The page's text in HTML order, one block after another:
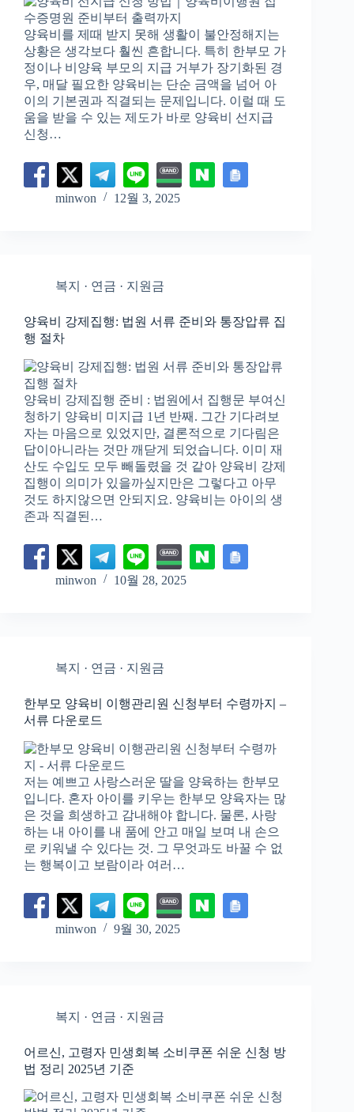
양육비를 제때 받지 못해 생활이 불안정해지는
상황은 생각보다 훨씬 흔합니다. 특히 한부모 가
정이나 비양육 부모의 지급 거부가 장기화된 경
우, 매달 필요한 양육비는 단순 금액을 넘어 아
이의 기본권과 직결되는 문제입니다. 이럴 때 도
움을 받을 수 있는 제도가 바로 양육비 선지급
신청…
minwon 12월 3, 2025
복지 · 연금 · 지원금
양육비 강제집행: 법원 서류 준비와 통장압류 집
행 절차
양육비 강제집행 준비 : 법원에서 집행문 부여신
청하기 양육비 미지급 1년 반째. 그간 기다려보
자는 마음으로 있었지만, 결론적으로 기다림은
답이아니라는 것만 깨닫게 되었습니다. 이미 재
산도 수입도 모두 빼돌렸을 것 같아 양육비 강제
집행이 의미가 있을까싶지만은 그렇다고 아무
것도 하지않으면 안되지요. 양육비는 아이의 생
존과 직결된…
minwon 10월 28, 2025
복지 · 연금 · 지원금
한부모 양육비 이행관리원 신청부터 수령까지 –
서류 다운로드
저는 예쁘고 사랑스러운 딸을 양육하는 한부모
입니다. 혼자 아이를 키우는 한부모 양육자는 많
은 것을 희생하고 감내해야 합니다. 물론, 사랑
하는 내 아이를 내 품에 안고 매일 보며 내 손으
로 키워낼 수 있다는 것. 그 무엇과도 바꿀 수 없
는 행복이고 보람이라 여러…
minwon 9월 30, 2025
복지 · 연금 · 지원금
어르신, 고령자 민생회복 소비쿠폰 쉬운 신청 방
법 정리 2025년 기준